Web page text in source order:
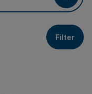
Filter